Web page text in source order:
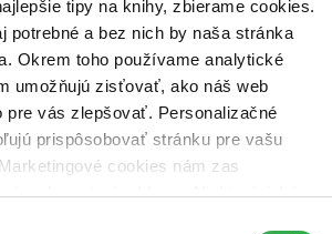
tipy na knihy, zbierame cookies.
potrebné a bez nich by naša stránka
Okrem toho používame analytické
umožňujú zisťovať, ako náš web
pre vás zlepšovať. Personalizačné
prispôsobovať stránku pre vašu
cookies nám zas
relevantnej reklamy. Niektoré údaje